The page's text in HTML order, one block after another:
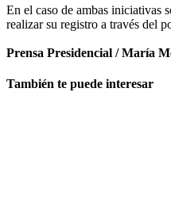
En el caso de ambas iniciativas
realizar su registro a través del
Prensa Presidencial / María
También te puede interesar